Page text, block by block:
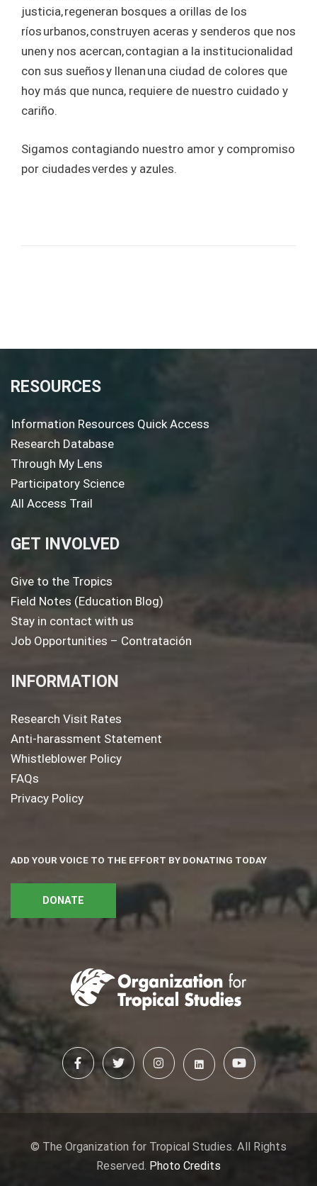
justicia, regeneran bosques a orillas de los
ríos urbanos, construyen aceras y senderos que nos
unen y nos acercan, contagian a la institucionalidad
con sus sueños y llenan una ciudad de colores que
hoy más que nunca, requiere de nuestro cuidado y
cariño.
Sigamos contagiando nuestro amor y compromiso
por ciudades verdes y azules.
RESOURCES
Information Resources Quick Access
Research Database
Through My Lens
Participatory Science
All Access Trail
GET INVOLVED
Give to the Tropics
Field Notes (Education Blog)
Stay in contact with us
Job Opportunities – Contratación
INFORMATION
Research Visit Rates
Anti-harassment Statement
Whistleblower Policy
FAQs
Privacy Policy
ADD YOUR VOICE TO THE EFFORT BY DONATING TODAY
DONATE
© The Organization for Tropical Studies. All Rights
Reserved. Photo Credits